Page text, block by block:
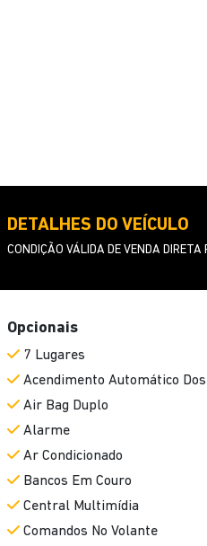
DETALHES DO VEÍCULO
CONDIÇÃO VÁLIDA DE VENDA DIRETA
Opcionais
7 Lugares
Acendimento Automático
Air Bag Duplo
Alarme
Ar Condicionado
Bancos Em Couro
Central Multimídia
Comandos No Volante